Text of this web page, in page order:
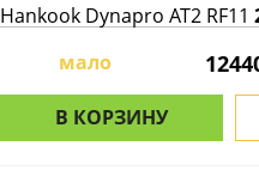
Hankook Dynapro AT2 RF11
мало
В КОРЗИНУ